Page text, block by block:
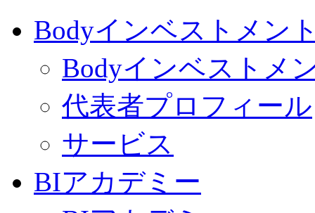
Bodyインベストメン
Bodyインベストメ
代表者プロフィール
サービス
BIアカデミー